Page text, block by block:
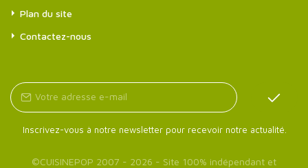
Plan du site
Contactez-nous
Inscrivez-vous à notre newsletter pour recevoir notre actualité.
©CUISINEPOP 2007 - 2026 - Site 100% indépendant et